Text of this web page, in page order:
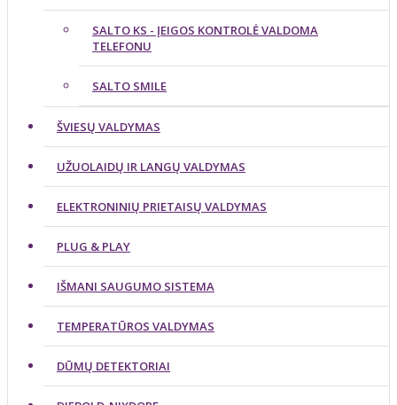
SALTO KS - ĮEIGOS KONTROLĖ VALDOMA
TELEFONU
SALTO SMILE
ŠVIESŲ VALDYMAS
UŽUOLAIDŲ IR LANGŲ VALDYMAS
ELEKTRONINIŲ PRIETAISŲ VALDYMAS
PLUG & PLAY
IŠMANI SAUGUMO SISTEMA
TEMPERATŪROS VALDYMAS
DŪMŲ DETEKTORIAI